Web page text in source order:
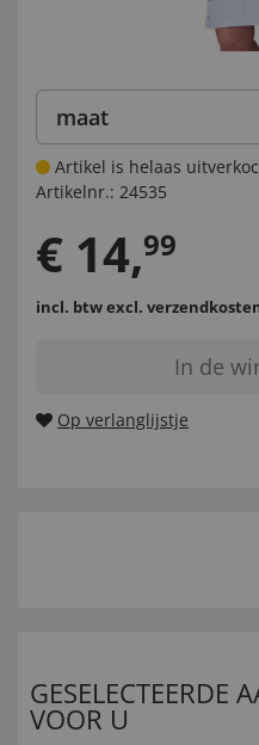
maat
Artikel is helaas
Artikelnr.: 24535
€ 14,99
incl. btwexcl.
In de
Op verlanglijstje
GESELECTEERDE
VOOR U